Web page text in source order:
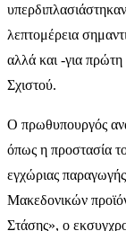
λεπτομέρεια
αλλά και -για πρώτη
Σχιστού.
Ο πρωθυπουργός
όπως η προστασία
εγχώριας
Μακεδονικών
Στάσης», ο